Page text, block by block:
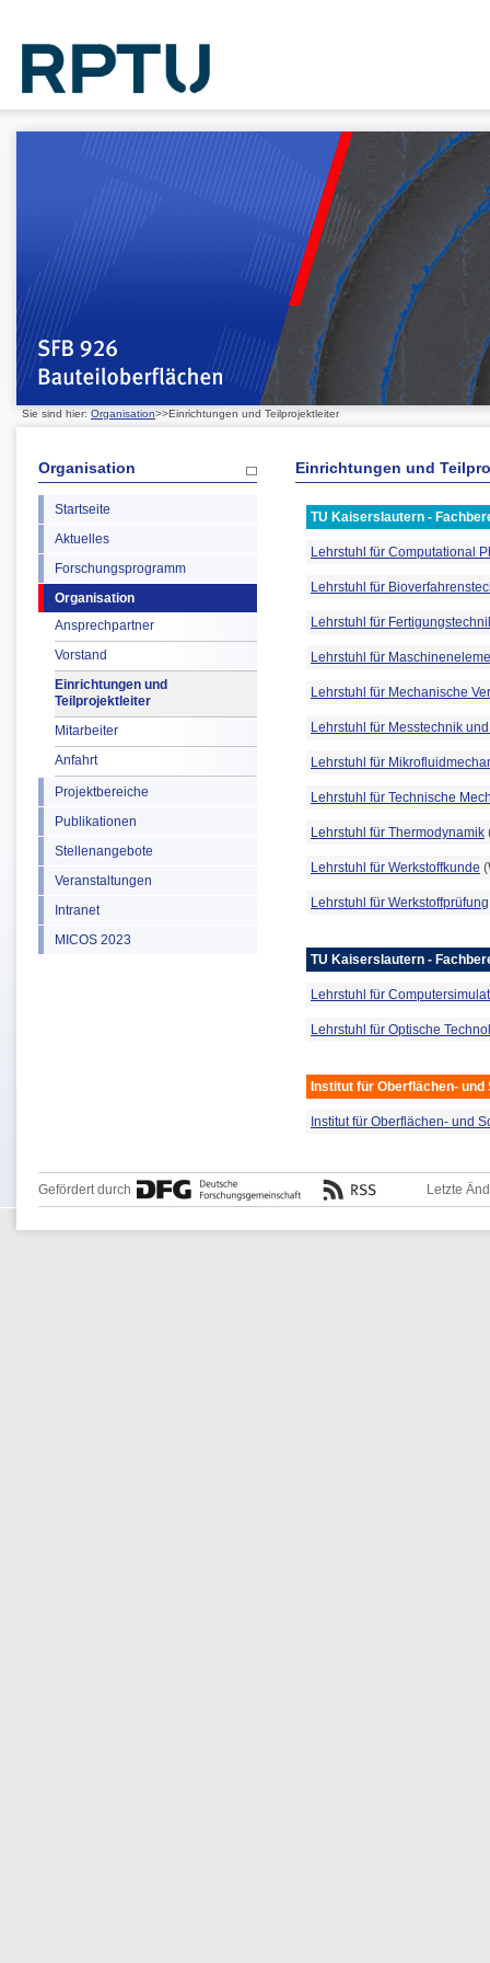
Sie sind hier: Organisation>>Einrichtungen und Teilprojektleiter
Organisation
Startseite
Aktuelles
Forschungsprogramm
Organisation
Ansprechpartner
Vorstand
Einrichtungen und
Teilprojektleiter
Mitarbeiter
Anfahrt
Projektbereiche
Publikationen
Stellenangebote
Veranstaltungen
Intranet
MICOS 2023
Einrichtungen und
TU Kaiserslautern -
Lehrstuhl für Computational
Lehrstuhl für
Lehrstuhl für
Lehrstuhl für
Lehrstuhl für Mechanische
Lehrstuhl für Messtechnik
Lehrstuhl für
Lehrstuhl für Technische
Lehrstuhl für Thermodynamik
Lehrstuhl für Werkstoffkunde
Lehrstuhl für Werkstoffprüfung
TU Kaiserslautern -
Lehrstuhl für
Lehrstuhl für Optische
Institut für Oberflächen-
Institut für Oberflächen- und
Gefördert durch Letzte